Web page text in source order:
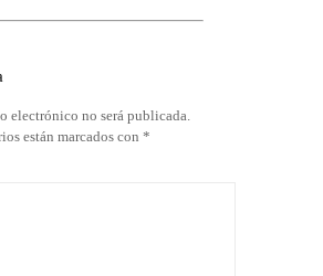
electrónico no será publicada.
están marcados con *